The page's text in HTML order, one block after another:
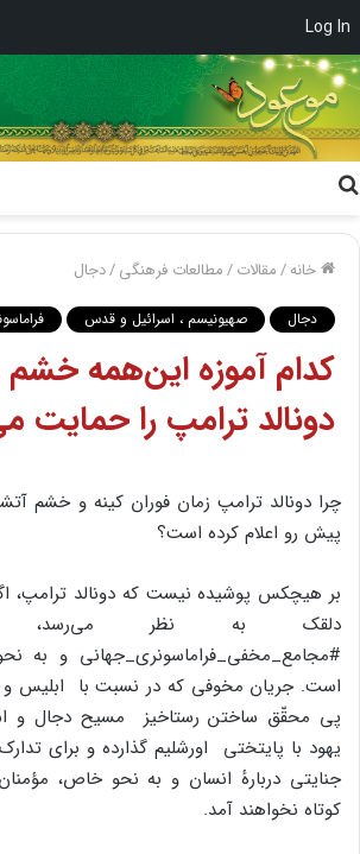
Log In
خانه/مقالات/مطالعات فرهنگی/دجال
دجال صهیونیسم ، اسرائیل و قدس
کدام آموزه این‌همه خشم
دونالد ترامپ را حمایت
چرا دونالد ترامپ زمان فوران کینه و خشم
پیش رو اعلام کرده است؟
بر هیچکس پوشیده نیست که دونالد ترامپ،
دلقک به نظر می‌رسد،
#مجامع_مخفی_فراماسونری_جهانی و به
است. جریان مخوفی که در نسبت با ابلیس و
پی محقّق ساختن رستاخیز مسیح دجال و
یهود با پایتختی اورشلیم گذارده و برای
جنایتی دربارهٔ انسان و به نحو خاص،
کوتاه نخواهند آمد.